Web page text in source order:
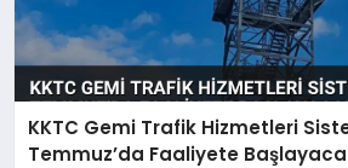
KKTC Gemi Trafik Hizmetleri
Temmuz’da Faaliyete